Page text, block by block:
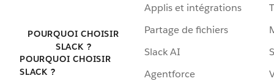
POURQUOI CHOISIR
SLACK ?
POURQUOI CHOISIR
SLACK ?
Applis et intégrations
Partage de fichiers
Slack AI
Agentforce